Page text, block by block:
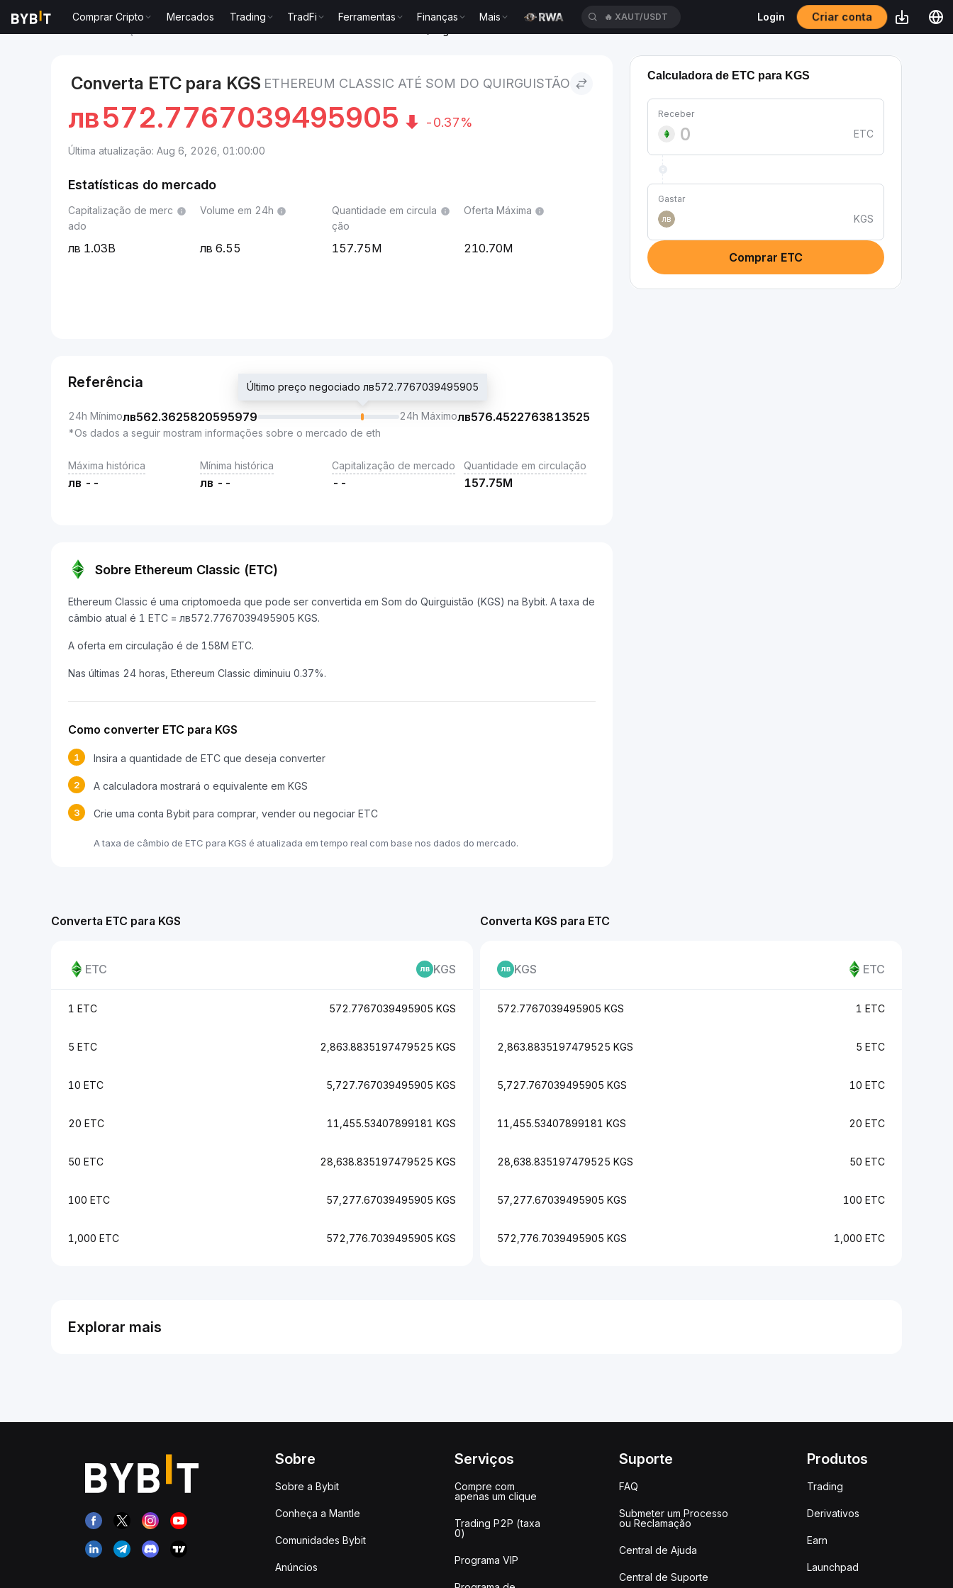
Comprar Cripto Mercados Trading TradFi Ferramentas Finanças Mais XAUT/USDT
🔥 HEIUSDT
Login Criar conta
Converta ETC para KGS ETHEREUM CLASSIC ATÉ SOM DO QUIRGUISTÃO
лв572.7767039495905 -0.37%
Última atualização: Aug 6, 2026, 01:00:00
Estatísticas do mercado
Capitalização de merc
ado
1.03B
Volume em 24h
6.55
Quantidade em circula
ção
157.75M
Oferta Máxima
210.70M
Referência
24h Mínimoлв562.3625820595979
Último preço negociado лв572.7767039495905
24h Máximoлв576.4522763813525
*Os dados a seguir mostram informações sobre o mercado de eth
Máxima histórica
лв --
Mínima histórica
лв --
Capitalização de mercado
--
Quantidade em circulação
157.75M
Sobre Ethereum Classic (ETC)
Ethereum Classic é uma criptomoeda que pode ser convertida em Som do Quirguistão (KGS) na Bybit. A taxa de
câmbio atual é 1 ETC = лв572.7767039495905 KGS.
A oferta em circulação é de 158M ETC.
Nas últimas 24 horas, Ethereum Classic diminuiu 0.37%.
Como converter ETC para KGS
1 Insira a quantidade de ETC que deseja converter
2 A calculadora mostrará o equivalente em KGS
3 Crie uma conta Bybit para comprar, vender ou negociar ETC
A taxa de câmbio de ETC para KGS é atualizada em tempo real com base nos dados do mercado.
Calculadora de ETC para KGS
Receber
ETC
Gastar
лв
KGS
Comprar ETC
Converta ETC para KGS
ETC KGS
1 ETC 572.7767039495905 KGS
5 ETC 2,863.8835197479525 KGS
10 ETC 5,727.767039495905 KGS
20 ETC 11,455.53407899181 KGS
50 ETC 28,638.835197479525 KGS
100 ETC 57,277.67039495905 KGS
1,000 ETC 572,776.7039495905 KGS
Converta KGS para ETC
KGS ETC
572.7767039495905 KGS 1 ETC
2,863.8835197479525 KGS 5 ETC
5,727.767039495905 KGS 10 ETC
11,455.53407899181 KGS 20 ETC
28,638.835197479525 KGS 50 ETC
57,277.67039495905 KGS 100 ETC
572,776.7039495905 KGS 1,000 ETC
Explorar mais
Sobre
Sobre a Bybit
Conheça a Mantle
Comunidades Bybit
Anúncios
Serviços
Compre com
apenas um clique
Trading P2P (taxa
0)
Programa VIP
Suporte
FAQ
Submeter um Processo
ou Reclamação
Central de Ajuda
Central de Suporte
Produtos
Trading
Derivativos
Earn
Launchpad